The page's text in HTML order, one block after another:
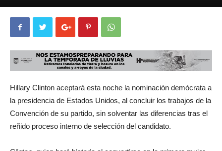
Hillary Clinton aceptará esta noche la nominación demócrata a
la presidencia de Estados Unidos, al concluir los trabajos de la
Convención de su partido, sin solventar las diferencias tras el
reñido proceso interno de selección del candidato.